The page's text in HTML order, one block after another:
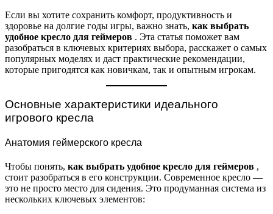
Если вы хотите сохранить комфорт, продуктивность и
здоровье на долгие годы игры, важно знать, как выбрать
удобное кресло для геймеров . Эта статья поможет вам
разобраться в ключевых критериях выбора, расскажет о самых
популярных моделях и даст практические рекомендации,
которые пригодятся как новичкам, так и опытным игрокам.
Основные характеристики идеального
игрового кресла
Анатомия геймерского кресла
Чтобы понять, как выбрать удобное кресло для геймеров ,
стоит разобраться в его конструкции. Современное кресло —
это не просто место для сидения. Это продуманная система из
нескольких ключевых элементов: